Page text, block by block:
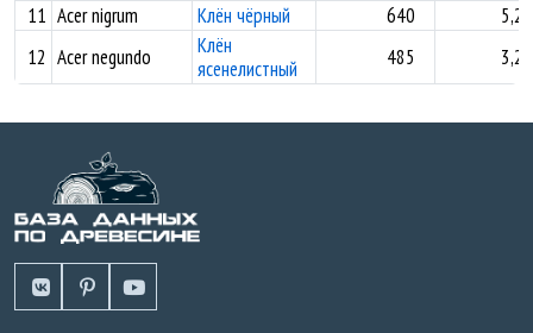
11 Acer nigrum Клён чёрный 640
5,25
12 Acer negundo
Клён
ясенелистный
485 3,20